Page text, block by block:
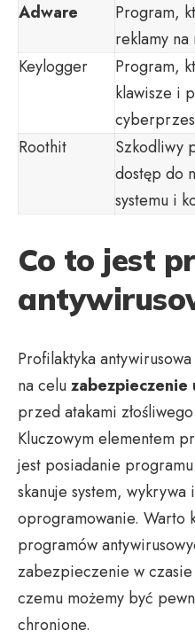
Adware
Program,
reklamy
Keylogger
Program,
klawisze i
Roothit
Szkodliwy
dostęp do
systemu i
Co to jest
Profilaktyka
na celuzabezpieczenie
przed atakami
Kluczowym elementem
jest posiadanie
skanuje system, wykrywa
oprogramowanie. Warto
programów
zabezpieczenie w
czemu możemy być
chronione.